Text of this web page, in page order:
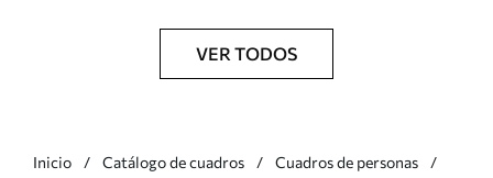
VER TODOS
Inicio Catálogo de cuadros
Cuadros de personas